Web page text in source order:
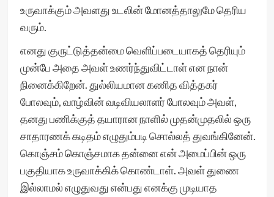
உருவாக்கும் அவளது உடலின் மோனத்தாலுமே தெரிய
வரும்.
எனது குருட்டுத்தன்மை வெளிப்படையாகத் தெரியும்
முன்பே அதை அவள் உணர்ந்துவிட்டாள் என நான்
நினைக்கிறேன். துல்லியமான கணித வித்தகர்
போலவும், வாழ்வின் வடிவியலாளர் போலவும் அவள்,
தனது பணிக்குத் தயாரான நாளில் முதன்முதலில் ஒரு
சாதாரணக் கடிதம் எழுதும்படி சொல்லத் துவங்கினேன்.
கொஞ்சம் கொஞ்சமாக தன்னை என் அமைப்பின் ஒரு
பகுதியாக உருவாக்கிக் கொண்டாள். அவள் துணை
இல்லாமல் எழுதுவது என்பது எனக்கு முடியாத